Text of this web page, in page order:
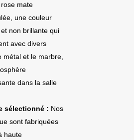
mate
une couleur
non brillante qui
avec divers
métal et le marbre,
dans la salle
sélectionné : Nos
sont fabriquées
haute